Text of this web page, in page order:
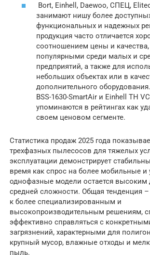
Bort, Einhell, Daewoo, СПЕЦ,
занимают нишу более
функциональных и надежных
продукция часто отличается
соотношением цены и качества,
популярными среди малых и
предприятий, а также для
небольших объектах или в
дополнительного
BSS-1630-SmartAir и Einhell TH
упоминаются в рейтингах как
своем ценовом сегменте.
Статистика продаж 2025 года
трехфазных пылесосов для тяжелых
эксплуатации демонстрирует
время как спрос на более мобильные и
однофазные модели остается высоким
средней сложности. Общая тенденция
к более специализированным и
высокопроизводительным решениям,
эффективно справляться с
загрязнений, характерными для
крупный мусор, влажные отходы и
пыль.